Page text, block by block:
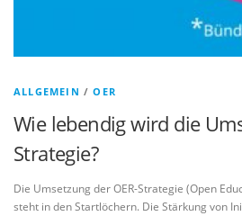
ALLGEMEIN /OER
Wie lebendig wird die
Strategie?
Die Umsetzung der OER-Strategie (Open
steht in den Startlöchern. Die Stärkung von